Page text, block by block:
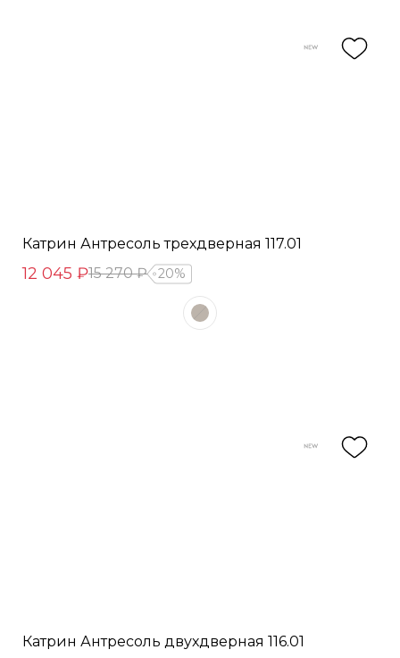
Катрин Антресоль трехдверная 117.01
12 045 ₽15 270 ₽ 20%
Катрин Антресоль двухдверная 116.01